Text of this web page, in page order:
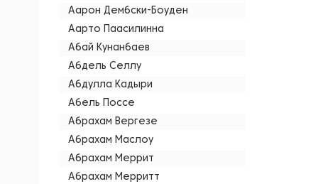
Аарон Дембски-Боуден
Аарто Паасилинна
Абай Кунанбаев
Абдель Селлу
Абдулла Кадыри
Абель Поссе
Абрахам Вергезе
Абрахам Маслоу
Абрахам Меррит
Абрахам Мерритт